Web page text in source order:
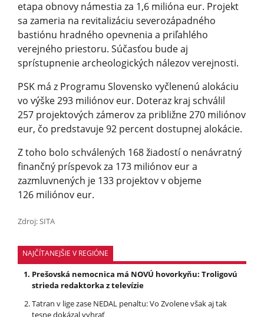
etapa obnovy námestia za 1,6 milióna eur. Projekt
sa zameria na revitalizáciu severozápadného
bastiónu hradného opevnenia a priľahlého
verejného priestoru. Súčasťou bude aj
sprístupnenie archeologických nálezov verejnosti.
PSK má z Programu Slovensko vyčlenenú alokáciu
vo výške 293 miliónov eur. Doteraz kraj schválil
257 projektových zámerov za približne 270 miliónov
eur, čo predstavuje 92 percent dostupnej alokácie.
Z toho bolo schválených 168 žiadostí o nenávratný
finančný príspevok za 173 miliónov eur a
zazmluvnených je 133 projektov v objeme
126 miliónov eur.
Zdroj: SITA
NAJČÍTANEJŠIE V REGIÓNE
Prešovská nemocnica má NOVÚ hovorkyňu: Troligovú
strieda redaktorka z televízie
Tatran v lige zase NEDAL penaltu: Vo Zvolene však aj tak